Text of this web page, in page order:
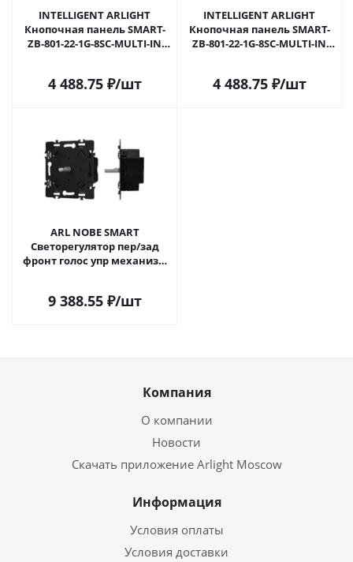
INTELLIGENT ARLIGHT
Кнопочная панель SMART-
ZB-801-22-1G-8SC-MULTI-IN
Самаре
4 488.75₽/шт
INTELLIGENT ARLIGHT
Кнопочная панель SMART-
ZB-801-22-1G-8SC-MULTI-IN
Самаре
4 488.75₽/шт
ARL NOBE SMART
Светорегулятор пер/зад
фронт голос упр механизм
лет) 060661 в Самаре
9 388.55₽/шт
Компания
О компании
Новости
Скачать приложение Arlight Moscow
Информация
Условия оплаты
Условия доставки